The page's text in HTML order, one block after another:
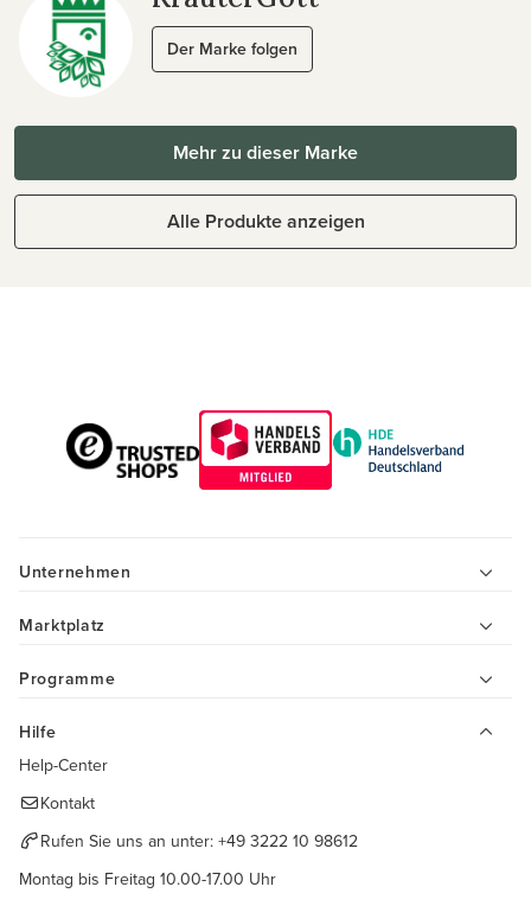
Der Marke folgen
Mehr zu dieser Marke
Alle Produkte anzeigen
Unternehmen
Marktplatz
Programme
Hilfe
Help-Center
Kontakt
Rufen Sie uns an unter: +49 3222 10 98612
Montag bis Freitag 10.00-17.00 Uhr